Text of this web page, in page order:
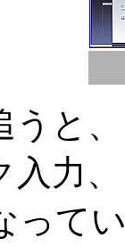
と
入力
って